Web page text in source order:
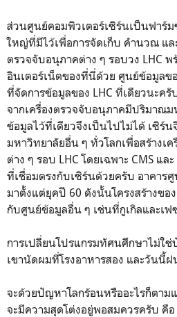
ส่วนศูนย์คอมพิวเตอร์เซิร์นเป็นฟาร์
ใหญ่ที่มีไว้เพื่อการจัดเก็บ คำนวณ แล
ตรวจจับอนุภาคต่าง ๆ รอบวง LHC
อินเตอร์เน็ตของที่นี่ด้วย ศูนย์ข้อมูลข
ที่จัดการข้อมูลของ LHC ที่เดียวนะค
จากเครื่องตรวจจับอนุภาคมีปริมาณม
ข้อมูลไว้ที่เดียวจึงเป็นไปไม่ได้ เซิร์น
มหาวิทยาลัยอื่น ๆ ทั่วโลกเพื่อสร้างเ
ต่าง ๆ รอบ LHC โดยเฉพาะ CMS แ
ที่เชื่อมตรงกับเซิร์นด้วยครับ อาคารศู
มาตั้งแต่ยุคปี 60 ดังนั้นโครงสร้างขอ
กับศูนย์ข้อมูลอื่น ๆ เช่นที่กูเกิลและเ
การเปลี่ยนโปรแกรมทัศนศึกษาไม่ใ
เขานัดผมที่โรงอาหารสอง และวันนี้ฝ
จะด้วยปัญหาโลกร้อนหรืออะไรก็ตาม
จะมีความสุดโต่งอยู่พอสมควรครับ คื